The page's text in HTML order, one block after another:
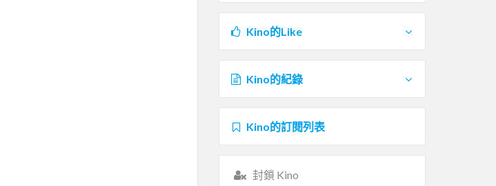
Kino的Like
Kino的紀錄
Kino的訂閱列表
封鎖 Kino